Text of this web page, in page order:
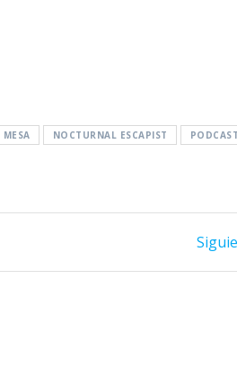
MESA NOCTURNAL ESCAPIST PODCAST